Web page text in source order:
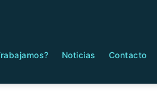
Noticias Contacto